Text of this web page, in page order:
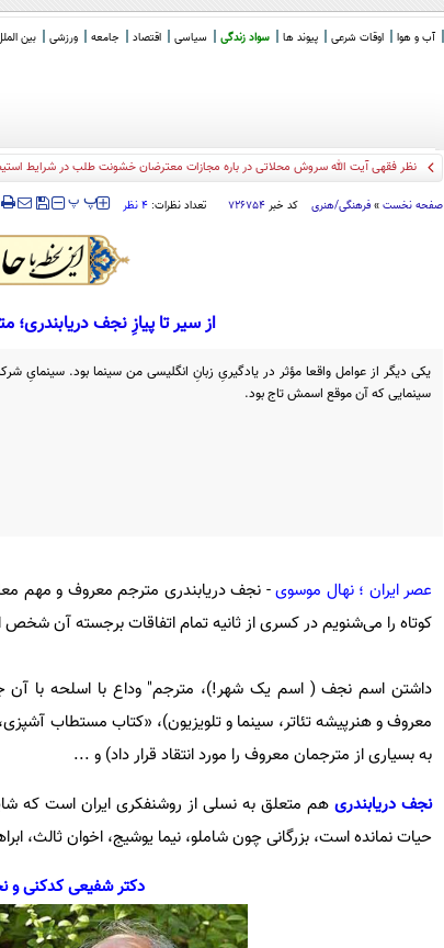
آب و هوا اوقات شرعی پیوند ها سواد زندگی سیاسی اقتصاد جامعه ورزشی بین
نظر فقهی آیت الله سروش محلاتی در باره مجازات معترضان خشونت طلب در شرایط
صفحه نخست » فرهنگی/هنری کد خبر۷۲۶۷۵۴ تعداد نظرات:۴ نظر ‍‍‍ پپ
از سیر تا پیازِ نجف دریابندری؛
یكی دیگر از عوامل واقعا مؤثر در یادگیریِ زبانِ انگلیسی من سینما بود. سینمایِ
سینمایی که آن موقع اسمش تاج بود.
عصر ایران ؛ نهال موسوی- نجف دریابندری مترجم معروف و مهم
کوتاه را می‌شنویم در کسری از ثانیه تمام اتفاقات برجسته آن شخص
داشتن اسم نجف ( اسم یک شهر!)، مترجم" وداع با اسلحه با آن
معروف و هنرپیشه تئاتر، سینما و تلویزیون)، «کتاب مستطاب
به بسیاری از مترجمان معروف را مورد انتقاد قرار داد) و ...
نجف دریابندری
حیات نمانده است، بزرگانی چون شاملو، نیما یوشیج، اخوان ثالث،
دکتر شفیعی کدکنی و